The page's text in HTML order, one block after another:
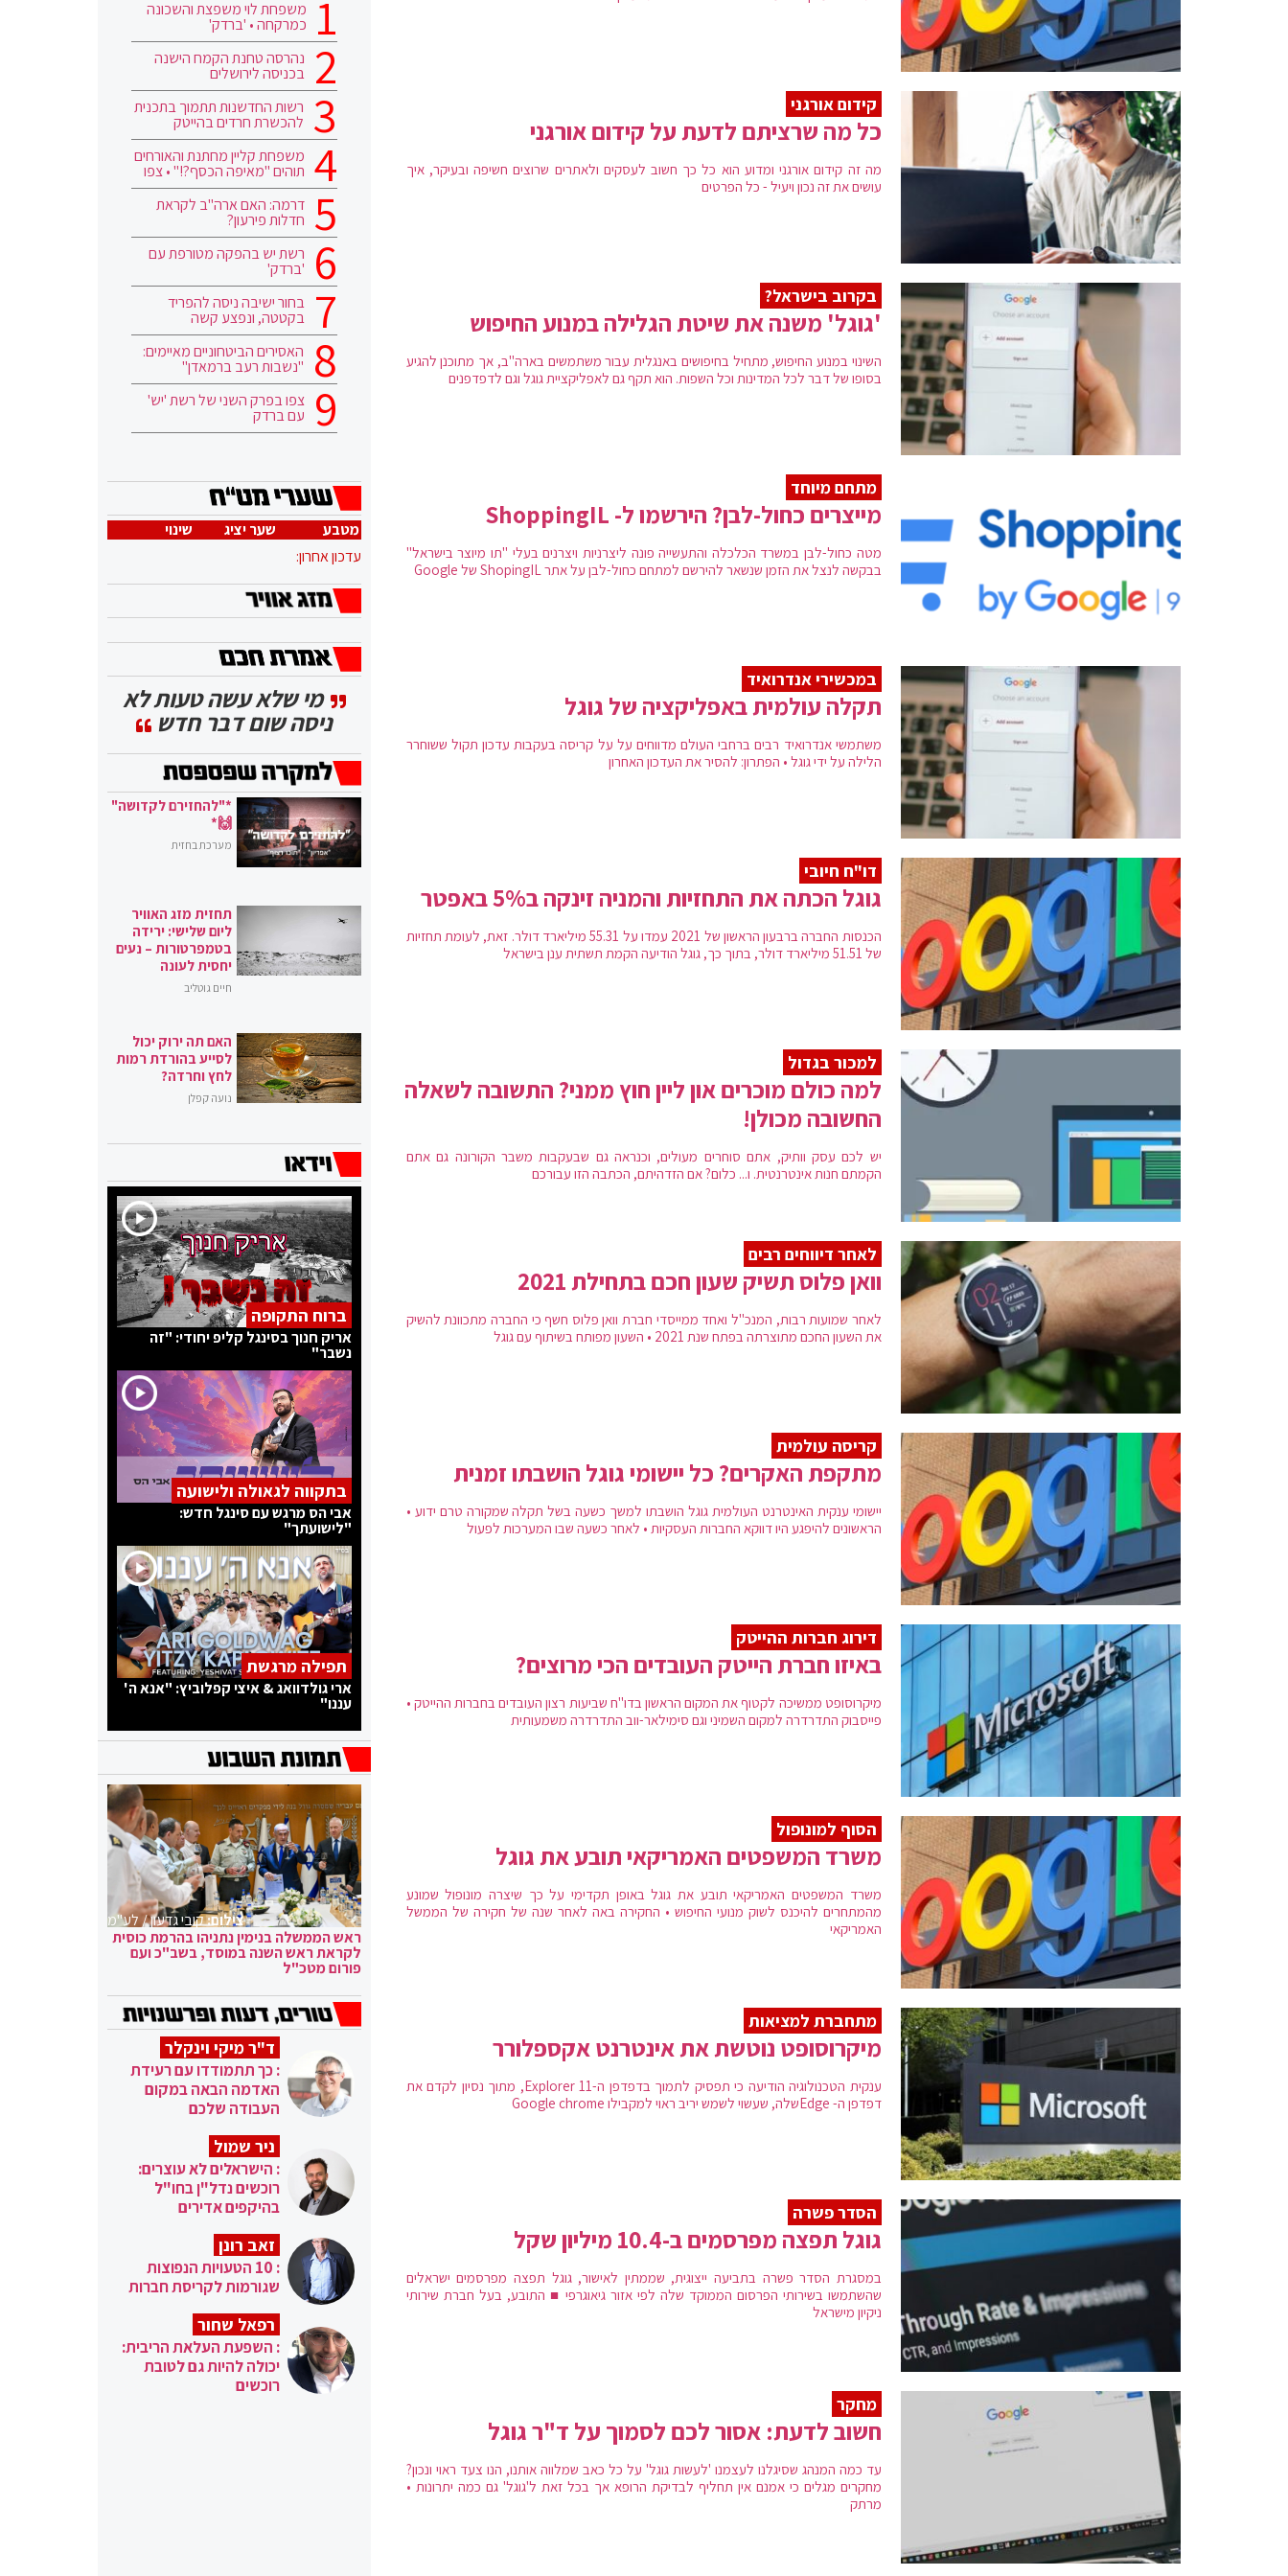
קידום אורגני
כל מה שרציתם לדעת על קידום אורגני
מה זה קידום אורגני ומדוע הוא כל כך חשוב לעסקים ולאתרים שרוצים חשיפה ובעיקר, איך
עושים את זה נכון ויעיל - כל הפרטים
בקרוב בישראל?
'גוגל' משנה את שיטת הגלילה במנוע החיפוש
השינוי במנוע החיפוש, מתחיל בחיפושים באנגלית עבור משתמשים בארה"ב, אך מתוכנן להגיע
בסופו של דבר לכל המדינות וכל השפות. הוא תקף גם לאפליקציית גוגל וגם לדפדפנים
מתחם מיוחד
מייצרים כחול-לבן? הירשמו ל- ShoppingIL
מטה כחול-לבן במשרד הכלכלה והתעשייה פונה ליצרניות ויצרנים בעלי "תו מיוצר בישראל"
בבקשה לנצל את הזמן שנשאר להירשם למתחם כחול-לבן על אתר ShopingIL של Google
במכשירי אנדרואיד
תקלה עולמית באפליקציה של גוגל
משתמשי אנדרואיד רבים ברחבי העולם מדווחים על על קריסה בעקבות עדכון תקול ששוחרר
הלילה על ידי גוגל • הפתרון: להסיר את העדכון האחרון
דו"ח חיובי
גוגל הכתה את התחזיות והמניה זינקה ב5% באפטר
הכנסות החברה ברבעון הראשון של 2021 עמדו על 55.31 מיליארד דולר. זאת, לעומת תחזיות
של 51.51 מיליארד דולר, בתוך כך, גוגל הודיעה הקמת תשתית ענן בישראל
למכור בגדול
למה כולם מוכרים און ליין חוץ ממני? התשובה לשאלה
החשובה מכולן!
יש לכם עסק וותיק, אתם סוחרים מעולים, וכנראה גם שבעקבות משבר הקורונה גם אתם
הקמתם חנות אינטרנטית. ו... כלום? אם הזדהיתם, הכתבה הזו עבורכם
לאחר דיווחים רבים
וואן פלוס תשיק שעון חכם בתחילת 2021
לאחר שמועות רבות, המנכ"ל ואחד ממייסדי חברת וואן פלוס חשף כי החברה מתכוונת להשיק
את השעון החכם מתוצרתה בפתח שנת 2021 • השעון מפותח בשיתוף עם גוגל
קריסה עולמית
מתקפת האקרים? כל יישומי גוגל הושבתו זמנית
יישומי ענקית האינטרנט העולמית גוגל הושבתו למשך כשעה בשל תקלה שמקורה טרם ידוע •
הראשונים להיפגע היו דווקא החברות העסקיות • לאחר כשעה שבו המערכות לפעול
דירוג חברות ההייטק
באיזו חברת הייטק העובדים הכי מרוצים?
מיקרוסופט ממשיכה לקטוף את המקום הראשון בדו"ח שביעות רצון העובדים בחברות ההייטק •
פייסבוק התדרדרה למקום השמיני וגם סימילאר-ווב התדרדרה משמעותית
הסוף למונופול
משרד המשפטים האמריקאי תובע את גוגל
משרד המשפטים האמריקאי תובע את גוגל באופן תקדימי על כך שיצרה מונופול שמונע
מהמתחרים להיכנס לשוק מנועי החיפוש • החקירה באה לאחר שנה של חקירה של הממשל
האמריקאי
מתחברת למציאות
מיקרוסופט נוטשת את אינטרנט אקספלורר
ענקית הטכנולוגיה הודיעה כי תפסיק לתמוך בדפדפן ה-Explorer 11, מתוך נסיון לקדם את
דפדפן ה- Edgeשלה, שעשוי לשמש יריב ראוי למקבילו Google chrome
הסדר פשרה
גוגל תפצה מפרסמים ב-10.4 מיליון שקל
במסגרת הסדר פשרה בתביעה ייצוגית, שממתין לאישור, גוגל תפצה מפרסמים ישראלים
שהשתמשו בשירותי הפרסום הממוקד שלה לפי אזור גיאוגרפי ■ התובע, בעל חברת שירותי
ניקיון מישראל
מחקר
חשוב לדעת: אסור לכם לסמוך על ד"ר גוגל
עד כמה המנהג שסיגלנו לעצמנו 'לעשות גוגל' על כל כאב שמלווה אותנו, הנו צעד ראוי ונכון?
מחקרים מגלים כי אמנם אין תחליף לבדיקת הרופא אך בכל זאת ל'גוגל' גם כמה יתרונות •
מרתק
משפחת לוי משפצת והשכונה
כמרקחה • 'ברדק'
נהרסה טחנת הקמח הישנה
בכניסה לירושלים
רשות החדשנות תתמוך בתכנית
להכשרת חרדים בהייטק
משפחת קליין מחתנת והאורחים
תוהים "מאיפה הכסף?!" • צפו
דרמה: האם ארה"ב לקראת
חדלות פירעון?
רשת יש בהפקה מטורפת עם
'ברדק'
בחור ישיבה ניסה להפריד
בקטטה, ונפצע קשה
האסירים הביטחוניים מאיימים:
"נשבות רעב ברמאדן"
צפו בפרק השני של רשת 'יש'
עם ברדק
מטבע שער יציג
שינוי
עדכון אחרון:
מי שלא עשה טעות לא
ניסה שום דבר חדש
*"להחזירם לקדושה"
🙌*
מערכת בחזית
תחזית מזג האוויר
ליום שלישי: ירידה
בטמפרטורות – נעים
יחסית לעונה
חיים גוטליב
האם תה ירוק יכול
לסייע בהורדת רמות
לחץ וחרדה?
נועה קפלן
ברוח התקופה
אריק חנוך בסינגל קליפ יחודי: "זה
נשבר"
בתקווה לגאולה ולישועה
אבי הס מרגש עם סינגל חדש:
"לישועתך"
תפילה מרגשת
ארי גולדוואג & איצי קפלוביץ: "אנא ה'
עננו"
צילום:קובי גדעון / לע"מ
ראש הממשלה בנימין נתניהו בהרמת כוסית
לקראת ראש השנה במוסד, בשב"כ ועם
פורום מטכ"ל
ד"ר מיקי וינקלר
: כך תתמודדו עם רעידת
האדמה הבאה במקום
העבודה שלכם
ניר שמול
: הישראלים לא עוצרים:
רוכשים נדל"ן בחו"ל
בהיקפים אדירים
זאב רונן
: 10 הטעויות הנפוצות
שגורמות לקריסת חברות
רפאל שחור
: השפעת העלאת הריבית:
יכולה להיות גם לטובת
רוכשים